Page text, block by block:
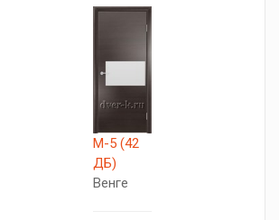
М-5 (42
ДБ)
Венге